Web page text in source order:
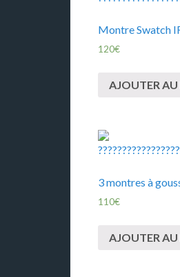
Montre Swatch
120€
AJOUTER AU
3 montres à
110€
AJOUTER AU